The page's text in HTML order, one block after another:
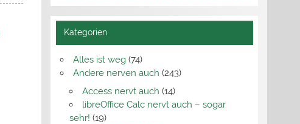
Kategorien
Alles ist weg(74)
Andere nerven auch (243)
Access nervt auch (14)
libreOffice Calc nervt auch – sogar
sehr! (19)